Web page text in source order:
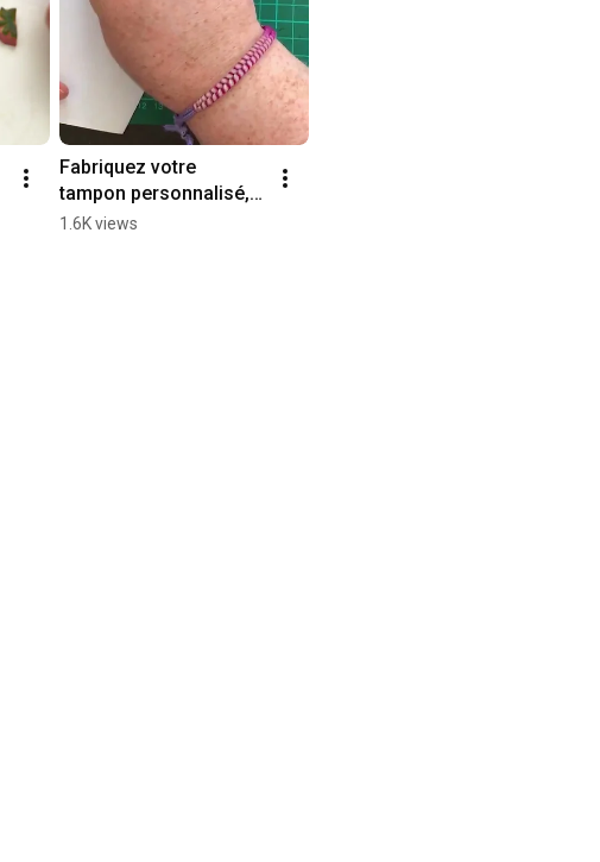
Fabriquez votre
tampon personnalisé,
avec Kraftille
1.6K views